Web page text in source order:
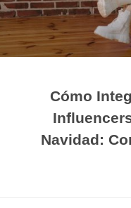
Cómo
Navidad: